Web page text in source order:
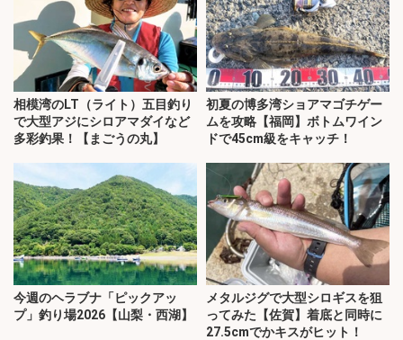
相模湾のLT（ライト）五目釣り
で大型アジにシロアマダイなど
多彩釣果！【まごうの丸】
初夏の博多湾ショアマゴチゲー
ムを攻略【福岡】ボトムワイン
ドで45cm級をキャッチ！
今週のヘラブナ「ピックアッ
プ」釣り場2026【山梨・西湖】
メタルジグで大型シロギスを狙
ってみた【佐賀】着底と同時に
27.5cmでかキスがヒット！